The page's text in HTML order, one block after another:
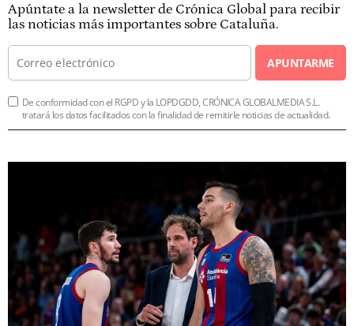
Apúntate a la newsletter de Crónica Global para recibir
las noticias más importantes sobre Cataluña.
APUNTARME
De conformidad con el RGPD y la LOPDGDD, CRÓNICA GLOBALMEDIA S.L.
tratará los datos facilitados con la finalidad de remitirle noticias de actualidad.